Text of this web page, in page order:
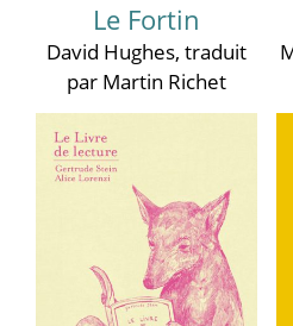
Le Fortin
David Hughes, traduit
par Martin Richet